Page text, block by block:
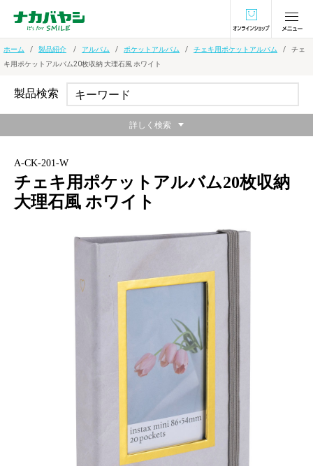
オンラインショ
ホーム 製品紹介 アルバム ポケットアルバム チェキ用ポケットアルバム
チェ
キ用ポケットアルバム20枚収納 大理石風 ホワイト
A-CK-201-W
チェキ用ポケットアルバム20枚収納
大理石風 ホワイト
表紙にお気に入りの1枚を飾れます。
表紙の窓の箔押しが額縁のようになっていて、お気に入りの1枚
カード・チェキ・名刺などが20枚が収納できます。縦に収納で
き、写真が映える黒台紙で写真が見やすいです。
製品検索
詳しく検索